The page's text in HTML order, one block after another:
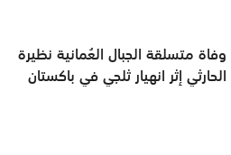
وفاة متسلقة الجبال العُمانية نظيرة
الحارثي إثر انهيار ثلجي في باكستان